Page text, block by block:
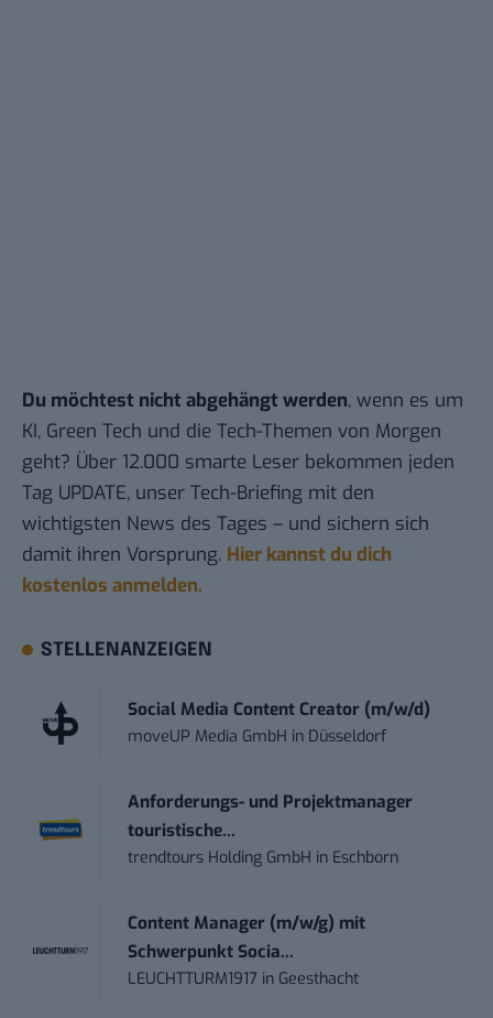
Du möchtest nicht abgehängt werden, wenn es um
KI, Green Tech und die Tech-Themen von Morgen
geht? Über 12.000 smarte Leser bekommen jeden
Tag UPDATE, unser Tech-Briefing mit den
wichtigsten News des Tages – und sichern sich
damit ihren Vorsprung. Hier kannst du dich
kostenlos anmelden.
STELLENANZEIGEN
Social Media Content Creator (m/w/d)
moveUP Media GmbH in Düsseldorf
Anforderungs- und Projektmanager
touristische...
trendtours Holding GmbH in Eschborn
Content Manager (m/w/g) mit
Schwerpunkt Socia...
LEUCHTTURM1917 in Geesthacht